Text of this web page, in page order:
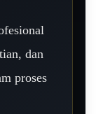
dan
proses